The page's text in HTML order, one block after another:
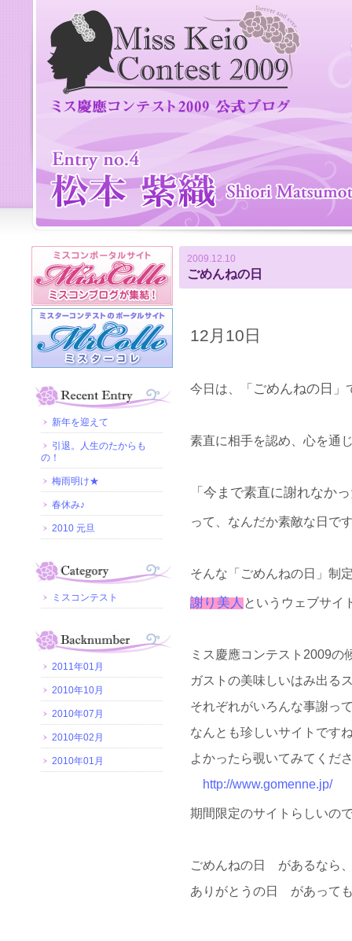
2009.12.10
ごめんねの日
12月10日
今日は、「 ごめんねの日 」
素直に相手を認め、心を
「今まで素直に謝れなか
って、なんだか素敵な日で
そんな「ごめんねの日」制
謝り美人というウェブサイ
ミス慶應コンテスト2009の
ガストの美味しいはみ出る
それぞれがいろんな事謝っ
なんとも珍しいサイトです
よかったら覗いてみてくだ
http://www.gomenne.jp/
期間限定のサイトらしいの
ごめんねの日 があるなら
ありがとうの日 があって
新年を迎えて
引退。人生のたからも
の！
梅雨明け★
春休み♪
2010 元旦
ミスコンテスト
2011年01月
2010年10月
2010年07月
2010年02月
2010年01月